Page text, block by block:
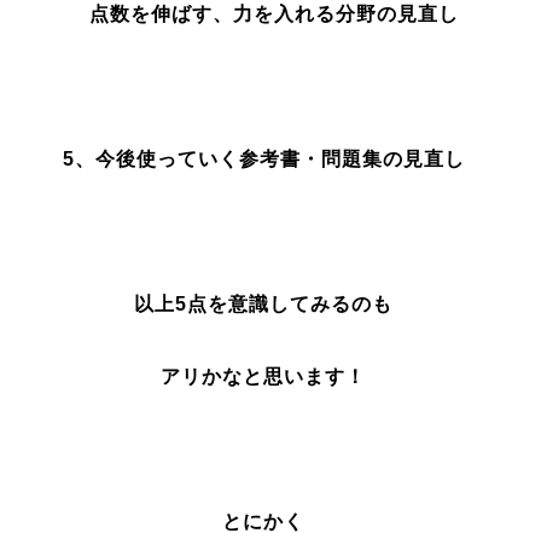
点数を伸ばす、力を入れる分野の見直し
5、今後使っていく参考書・問題集の見直し
以上5点を意識してみるのも
アリかなと思います！
とにかく